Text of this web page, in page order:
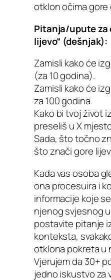
otklon očima
Pitanja/upute za
lijevo“ (dešnjak):
Zamisli kako će
(za 10 godina).
Zamisli kako će
za 100 godina.
Kako bi tvoj život
preseliš u X
Sada, što točno
što znači gore
Kada vas osoba
ona procesuira i
informacije koje
njenog svjesnog
postavite pitanje
konteksta,
otklona pokreta u
Vjerujem da 30+
jedno iskustvo za